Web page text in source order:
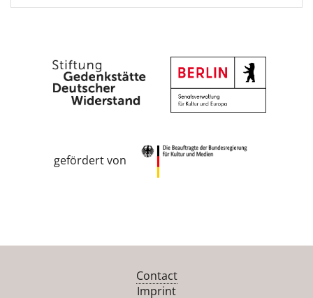
gefördert von
Contact
Imprint